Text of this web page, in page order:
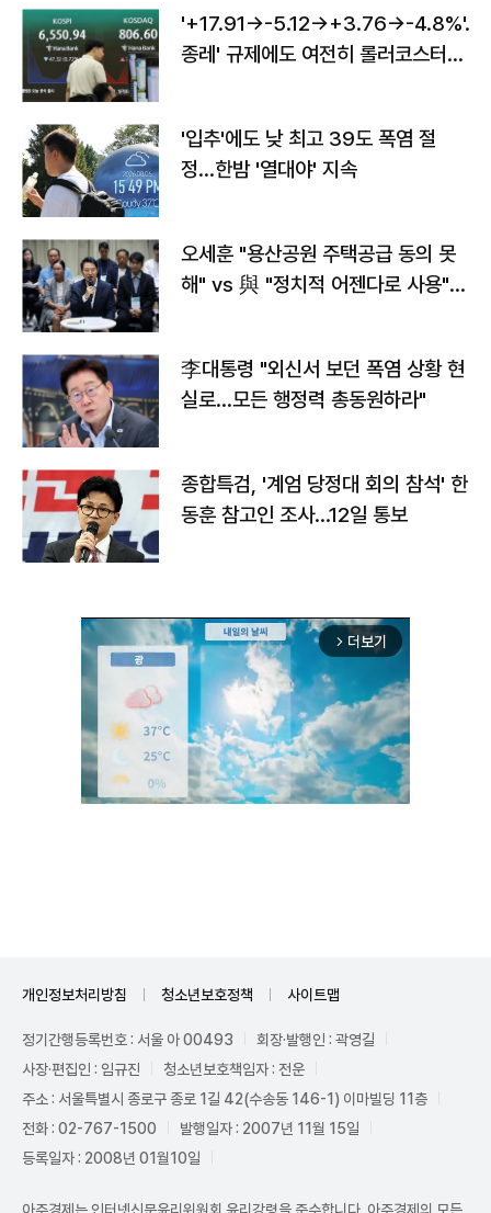
'+17.91→-5.12→+3.76→-4.8%'…'
종레' 규제에도 여전히 롤러코스터
'입추'에도 낮 최고 39도 폭염 절
정…한밤 '열대야' 지속
오세훈 "용산공원 주택공급 동의 못
해" vs 與 "정치적 어젠다로 사용"
李대통령 "외신서 보던 폭염 상황 현
실로…모든 행정력 총동원하라"
종합특검, '계엄 당정대 회의 참석' 한
동훈 참고인 조사...12일 통보
arrow_forward_ios 더보기
개인정보처리방침 청소년보호정책 사이트맵
정기간행등록번호 : 서울 아 00493
회장·발행인 : 곽영길
사장·편집인 : 임규진
청소년보호책임자 : 전운
주소 : 서울특별시 종로구 종로 1길 42(수송동 146-1) 이마빌딩 11층
전화 : 02-767-1500
발행일자 : 2007년 11월 15일
등록일자 : 2008년 01월10일